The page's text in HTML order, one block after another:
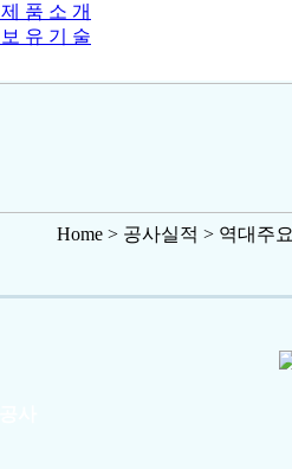
제 품 소 개
보 유 기 술
Home > 공사실적 > 역대주